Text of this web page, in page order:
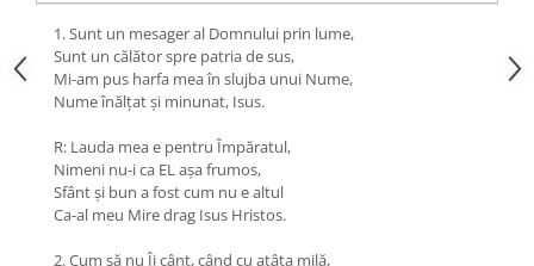
1. Sunt un mesager al Domnului prin lume,
Sunt un călător spre patria de sus,
Mi-am pus harfa mea în slujba unui Nume,
Nume înălţat şi minunat, Isus.
R: Lauda mea e pentru Împăratul,
Nimeni nu-i ca EL aşa frumos,
Sfânt şi bun a fost cum nu e altul
Ca-al meu Mire drag Isus Hristos.
2. Cum să nu Îi cânt, când cu atâta milă,